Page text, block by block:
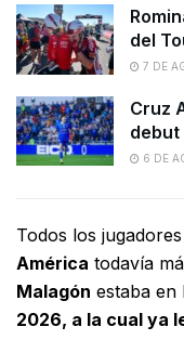
del
7 DE
Cruz
debut
6 DE
Todos los
América todavía
Malagón estaba en
2026, a la cual ya